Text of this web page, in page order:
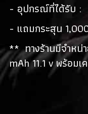
- อุปกรณ์ที่ได้รับ :
- แถมกระสุน
** ทางร้านมีจำหน่
mAh 11.1 v พร้อม